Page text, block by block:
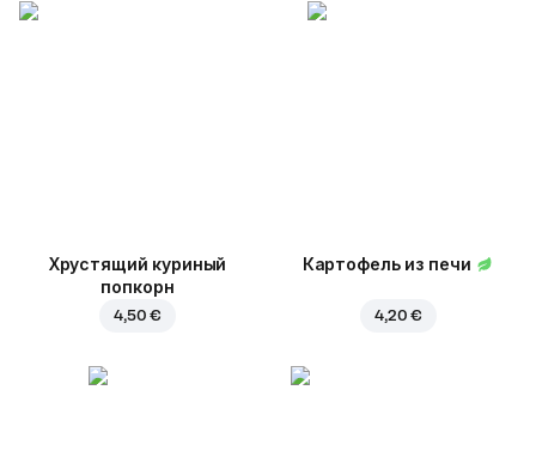
Хрустящий куриный
попкорн
4,50 €
Картофель из печи
4,20 €